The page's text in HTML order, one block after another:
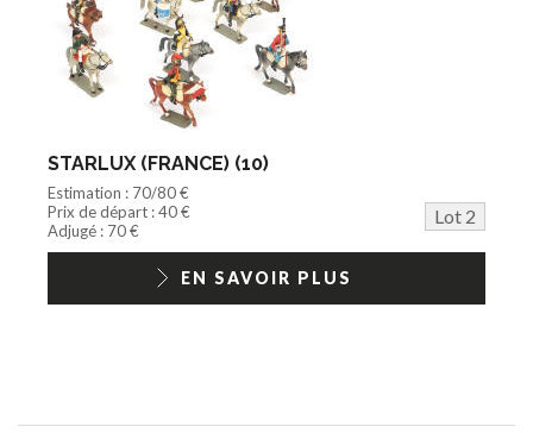
STARLUX (FRANCE) (10)
Estimation : 70/80 €
Prix de départ : 40 €
Lot 2
Adjugé : 70 €
EN SAVOIR PLUS